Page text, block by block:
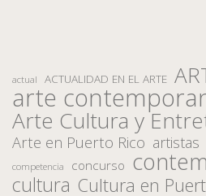
actual ACTUALIDAD EN EL ARTE
arte
Arte Cultura y
Arte en Puerto Rico artistas
competencia concurso
cultura Cultura en